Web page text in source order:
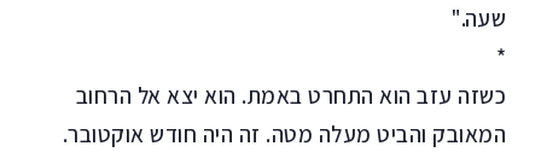
שעה."
*
כשזה עזב הוא התחרט באמת. הוא יצא אל הרחוב
המאובק והביט מעלה מטה. זה היה חודש אוקטובר.